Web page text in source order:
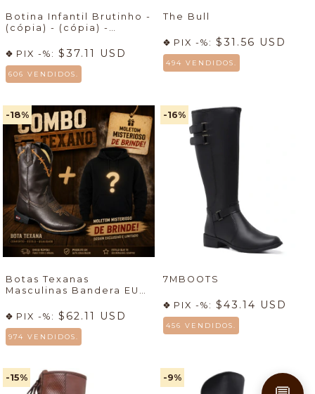
Botina Infantil Brutinho -
(cópia) - (cópia) -
PIX -%: $37.11 USD
606 VENDIDOS.
The Bull
PIX -%: $31.56 USD
494 VENDIDOS.
-18%
Botas Texanas
Masculinas Bandera EUA
Masculina Gris Claro con
Capucha Texas - (cópia)
PIX -%: $62.11 USD
974 VENDIDOS.
-16%
7MBOOTS
PIX -%: $43.14 USD
456 VENDIDOS.
-15% -9%